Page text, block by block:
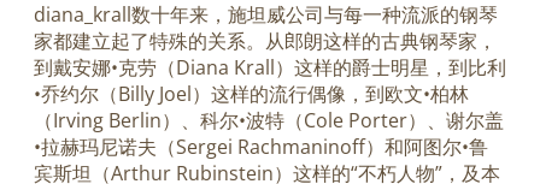
diana_krall数十年来，施坦威公司与每一种流派的钢琴
家都建立起了特殊的关系。从郎朗这样的古典钢琴家，
到戴安娜•克劳（Diana Krall）这样的爵士明星，到比利
•乔约尔（Billy Joel）这样的流行偶像，到欧文•柏林
（Irving Berlin）、科尔•波特（Cole Porter）、谢尔盖
•拉赫玛尼诺夫（Sergei Rachmaninoff）和阿图尔•鲁
宾斯坦（Arthur Rubinstein）这样的“不朽人物”，及本